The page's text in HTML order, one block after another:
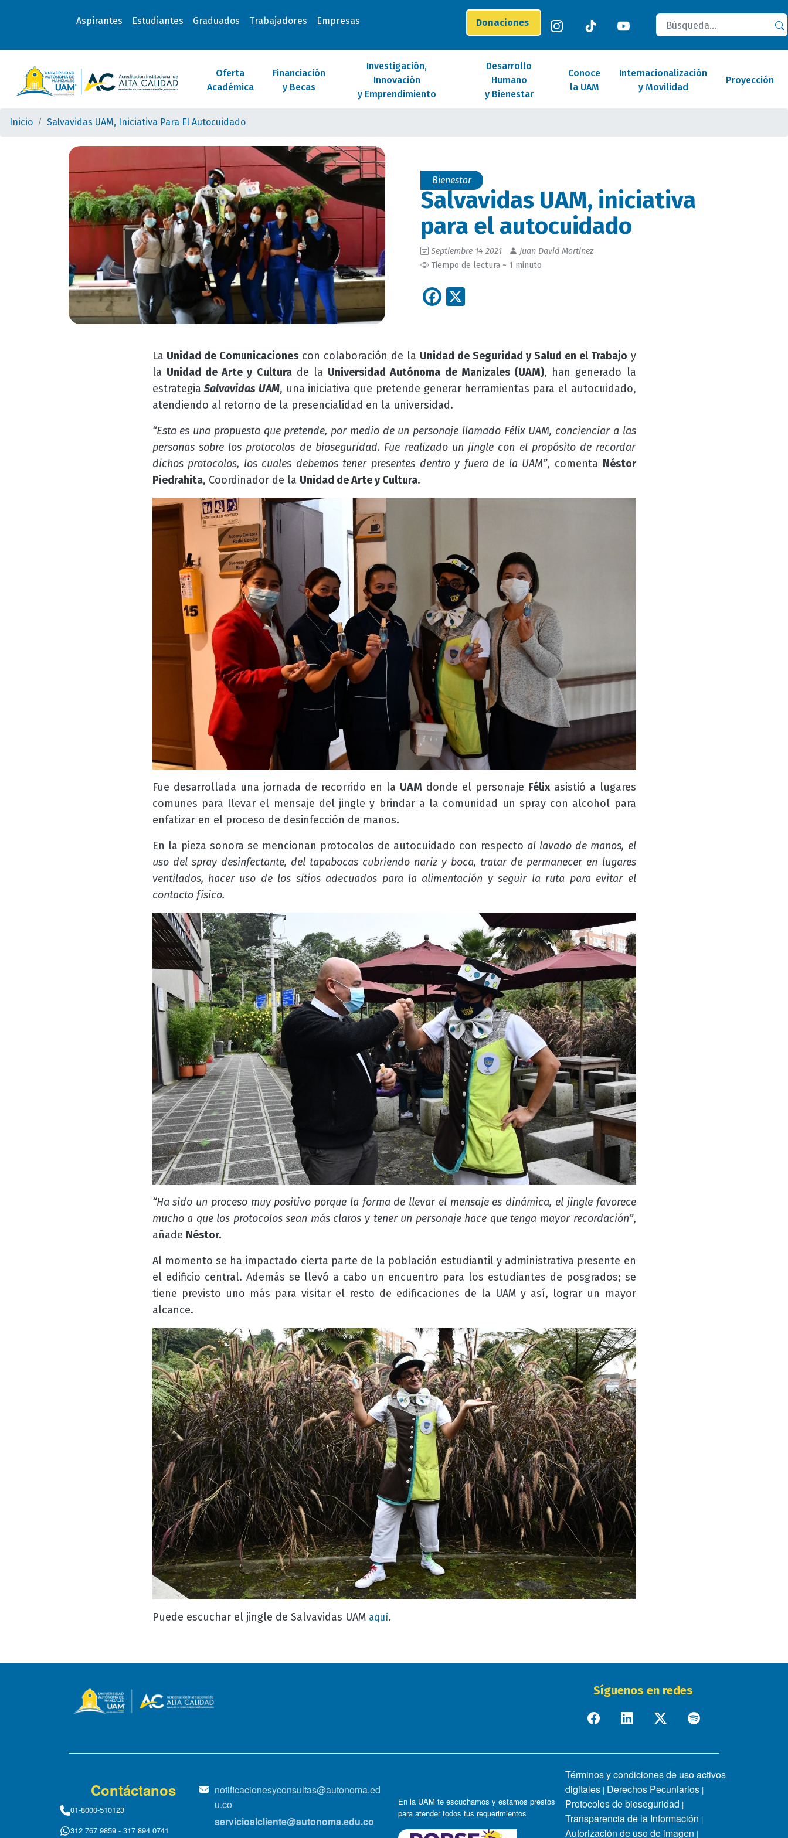
Aspirantes Estudiantes Graduados Trabajadores Empresas Donaciones
Buscar
Oferta
Académica
Financiación
y Becas
Investigación,
Innovación
y Emprendimiento
Desarrollo
Humano
y Bienestar
Conoce
la UAM
Internacionalización
y Movilidad
Proyección
Inicio Salvavidas UAM, Iniciativa Para El Autocuidado
Bienestar
Salvavidas UAM, iniciativa
para el autocuidado
Septiembre 14 2021
Juan David Martinez
Tiempo de lectura ~ 1 minuto
Facebook
La Unidad de Comunicaciones con colaboración de la Unidad de Seguridad y Salud en el Trabajo y
la Unidad de Arte y Culturade la Universidad Autónoma de Manizales (UAM), han generado la
estrategiaSalvavidas UAM, una iniciativa que pretende generar herramientas para el autocuidado,
atendiendo al retorno de la presencialidad en la universidad.
“Esta es una propuesta que pretende, por medio de un personaje llamado Félix UAM, concienciar a las
personas sobre los protocolos de bioseguridad. Fue realizado un jingle con el propósito de recordar
dichos protocolos, los cuales debemos tener presentes dentro y fuera de la UAM”, comenta Néstor
Piedrahita, Coordinador de la Unidad de Arte y Cultura.
Fue desarrollada una jornada de recorrido en la UAM donde el personaje Félixasistió a lugares
comunes para llevar el mensaje del jingle y brindar a la comunidad un spray con alcohol para
enfatizar en el proceso de desinfección de manos.
En la pieza sonora se mencionan protocolos de autocuidado con respecto al lavado de manos, el
uso del spray desinfectante, del tapabocas cubriendo nariz y boca, tratar de permanecer en lugares
ventilados, hacer uso de los sitios adecuados para la alimentación y seguir la ruta para evitar el
contacto físico.
“Ha sido un proceso muy positivo porque la forma de llevar el mensaje es dinámica, el jingle favorece
mucho a que los protocolos sean más claros y tener un personaje hace que tenga mayor recordación”,
añade Néstor.
Al momento se ha impactado cierta parte de la población estudiantil y administrativa presente en
el edificio central. Además se llevó a cabo un encuentro para los estudiantes de posgrados; se
tiene previsto uno más para visitar el resto de edificaciones de la UAM y así, lograr un mayor
alcance.
Puede escuchar el jingle de Salvavidas UAM aquí.
Síguenos en redes
Contáctanos
01-8000-510123
312 767 9859 - 317 894 0741
notificacionesyconsultas@autonoma.ed
u.co
servicioalcliente@autonoma.edu.co
En la UAM te escuchamos y estamos prestos
para atender todos tus requerimientos
Términos y condiciones de uso activos
digitales | Derechos Pecuniarios |
Protocolos de bioseguridad |
Transparencia de la Información |
Autorización de uso de imagen |